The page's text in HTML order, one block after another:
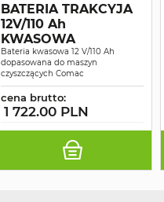
BATERIA TRAKCYJA
12V/110 Ah
KWASOWA
Bateria kwasowa 12 V/110 Ah
dopasowana do maszyn
czyszczących Comac
cena brutto:
1 722.00 PLN